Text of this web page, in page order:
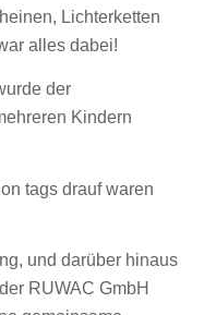
Lichterketten
alles dabei!
der
Kindern
tags drauf waren
und darüber hinaus
RUWAC GmbH